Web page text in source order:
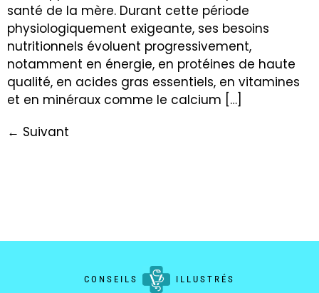
santé de la mère. Durant cette période
physiologiquement exigeante, ses besoins
nutritionnels évoluent progressivement,
notamment en énergie, en protéines de haute
qualité, en acides gras essentiels, en vitamines
et en minéraux comme le calcium […]
← Suivant
CONSEILS ILLUSTRÉS